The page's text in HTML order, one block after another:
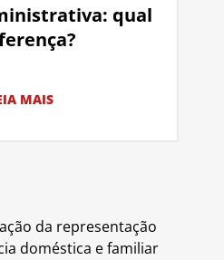
qual
MAIS
da representação
doméstica e familiar